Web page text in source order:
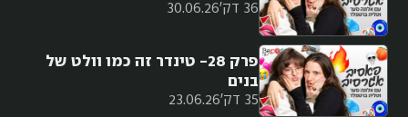
36 דק' 30.06.26
35 דק' 23.06.26
פרק 28- טינדר זה כמו וולט של
בנים